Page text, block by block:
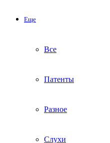
Еще
Все
Патенты
Разное
Слухи